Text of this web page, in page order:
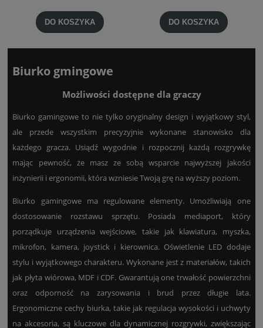
DO KOSZYKA DO KOSZYKA
Biurko gmingowe
Możliwości dostępne dla graczy
Biurko gamingowe to nie tylko oryginalny design i wyjątkowy styl,
ale przede wszystkim precyzyjnie wykonane stanowisko dla
każdego gracza. Usiądź wygodnie i rozpocznij każdą rozgrywkę
mając pewność, że masz ze sobą wsparcie najwyższej jakości
inżynierii i ergonomii, która wzniesie Twoją grę na wyższy poziom.
Biurko gamingowe ma regulowane elementy. Umożliwiają one
dostosowanie rozstawu sprzętu. Posiada mediaport, który
porządkuje urządzenia wejściowe, takie jak klawiatura, myszka,
mikrofon, kamera, joystick i kierownica. Oświetlenie LED dodaje
stylu i wyjątkowego charakteru. Wykonane jest z materiałów, takich
jak płyta wiórowa, MDF i CDF. Gwarantują one trwałość powierzchni
oraz odporność na zarysowania i brud przez długie lata.
Ergonomiczne cechy biurka, takie jak regulacja wysokości i uchwyty
na akcesoria, są kluczowe dla dynamicznej rozgrywki, zwiększając